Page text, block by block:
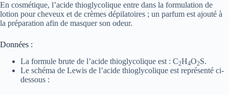
En cosmétique, l’acide thioglycolique entre dans la formulation de
lotion pour cheveux et de crèmes dépilatoires ; un parfum est ajouté à
la préparation afin de masquer son odeur.
Données :
La formule brute de l’acide thioglycolique est : C2H4O2S.
Le schéma de Lewis de l’acide thioglycolique est représenté ci-
dessous :